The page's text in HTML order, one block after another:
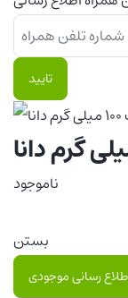
تایید
ناموجود
بستن
رسانی موجودی